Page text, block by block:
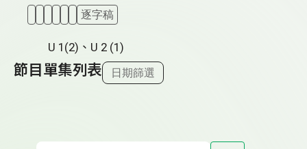
逐字稿
U 1(2)、U 2 (1)
節目單集列表 日期篩選